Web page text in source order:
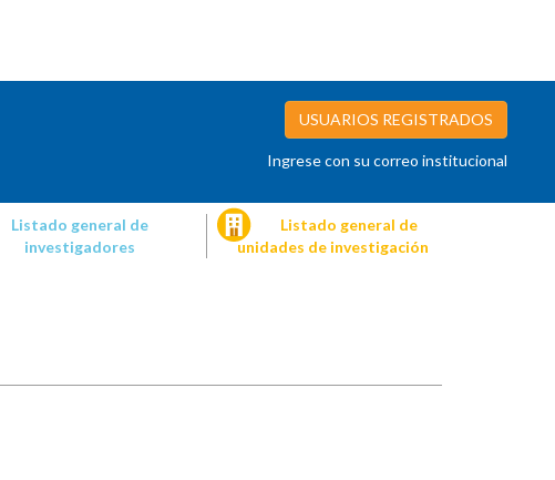
USUARIOS REGISTRADOS
Ingrese con su correo institucional
Listado general de
investigadores
Listado general de
unidades de investigación